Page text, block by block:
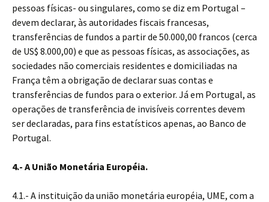
pessoas físicas- ou singulares, como se diz em Portugal –
devem declarar, às autoridades fiscais francesas,
transferências de fundos a partir de 50.000,00 francos (cerca
de US$ 8.000,00) e que as pessoas físicas, as associações, as
sociedades não comerciais residentes e domiciliadas na
França têm a obrigação de declarar suas contas e
transferências de fundos para o exterior. Já em Portugal, as
operações de transferência de invisíveis correntes devem
ser declaradas, para fins estatísticos apenas, ao Banco de
Portugal.
4.- A União Monetária Européia.
4.1.- A instituição da união monetária européia, UME, com a